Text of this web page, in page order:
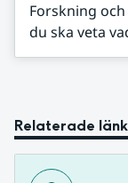
Forskning
du ska veta
Relaterade